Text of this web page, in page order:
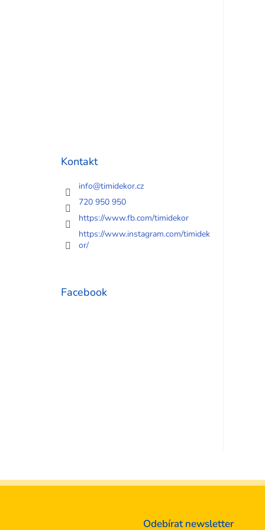
Kontakt
info@timidekor.cz
720 950 950
https://www.fb.com/timidekor
https://www.instagram.com/timidek
or/
Facebook
Odebírat newsletter